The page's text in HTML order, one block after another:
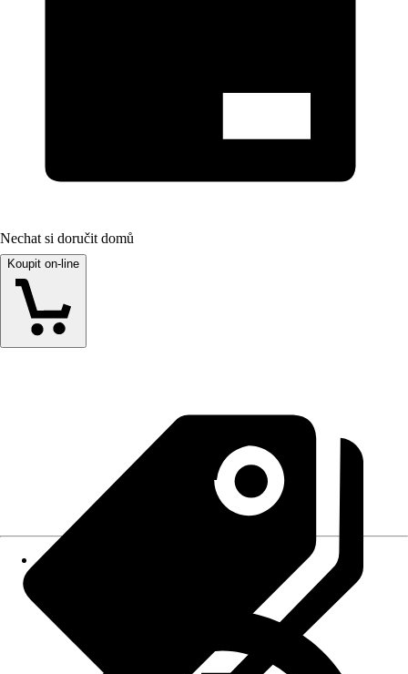
Nechat si doručit domů
Koupit on-line